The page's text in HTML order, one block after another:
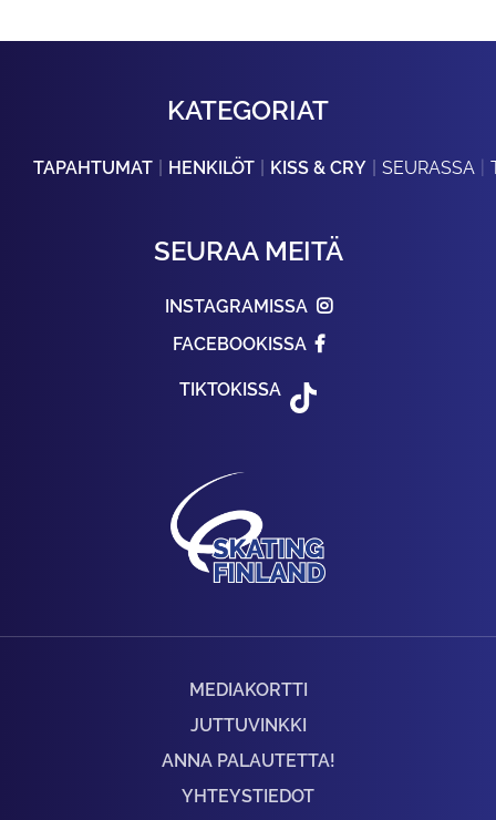
KATEGORIAT
TAPAHTUMAT HENKILÖT KISS & CRY SEURASSA
SEURAA MEITÄ
INSTAGRAMISSA
FACEBOOKISSA
TIKTOKISSA
MEDIAKORTTI
JUTTUVINKKI
ANNA PALAUTETTA!
YHTEYSTIEDOT